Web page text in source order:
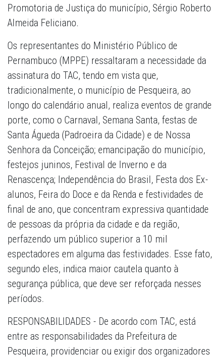
Promotoria de Justiça do município, Sérgio Roberto
Almeida Feliciano.
Os representantes do Ministério Público de
Pernambuco (MPPE) ressaltaram a necessidade da
assinatura do TAC, tendo em vista que,
tradicionalmente, o município de Pesqueira, ao
longo do calendário anual, realiza eventos de grande
porte, como o Carnaval, Semana Santa, festas de
Santa Águeda (Padroeira da Cidade) e de Nossa
Senhora da Conceição; emancipação do município,
festejos juninos, Festival de Inverno e da
Renascença; Independência do Brasil, Festa dos Ex-
alunos, Feira do Doce e da Renda e festividades de
final de ano, que concentram expressiva quantidade
de pessoas da própria da cidade e da região,
perfazendo um público superior a 10 mil
espectadores em alguma das festividades. Esse fato,
segundo eles, indica maior cautela quanto à
segurança pública, que deve ser reforçada nesses
períodos.
RESPONSABILIDADES - De acordo com TAC, está
entre as responsabilidades da Prefeitura de
Pesqueira, providenciar ou exigir dos organizadores